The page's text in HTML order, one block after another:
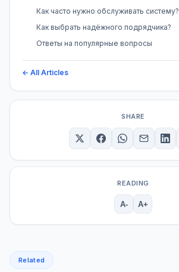
Как часто нужно обслуживать систему?
Как выбрать надёжного подрядчика?
Ответы на популярные вопросы
← All Articles
SHARE
READING
A- A+
Related